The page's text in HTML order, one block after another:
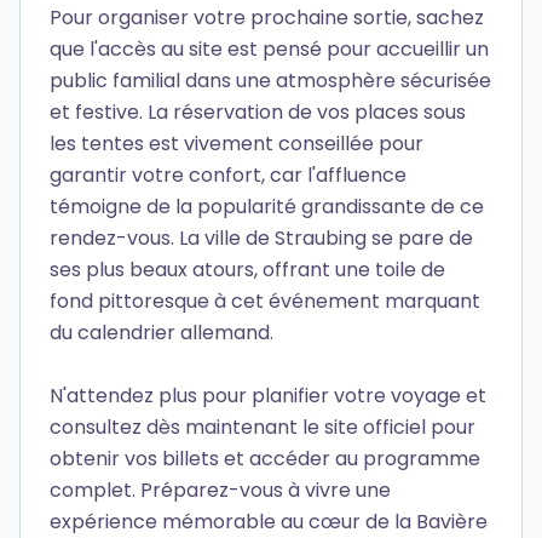
Pour organiser votre prochaine sortie, sachez
que l'accès au site est pensé pour accueillir un
public familial dans une atmosphère sécurisée
et festive. La réservation de vos places sous
les tentes est vivement conseillée pour
garantir votre confort, car l'affluence
témoigne de la popularité grandissante de ce
rendez-vous. La ville de Straubing se pare de
ses plus beaux atours, offrant une toile de
fond pittoresque à cet événement marquant
du calendrier allemand.
N'attendez plus pour planifier votre voyage et
consultez dès maintenant le site officiel pour
obtenir vos billets et accéder au programme
complet. Préparez-vous à vivre une
expérience mémorable au cœur de la Bavière